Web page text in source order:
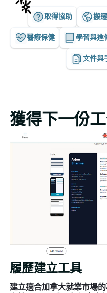
取得協助 搬遷
醫療保健 學習與進
文件與
獲得下一份
履歷建立工具
建立適合加拿大就業市場